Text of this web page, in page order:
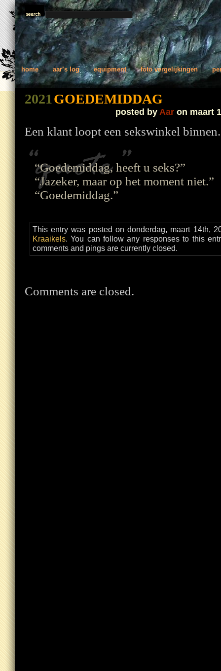
home aar’s log equipment foto vergelijkingen
2021GOEDEMIDDAG
posted by Aar on maart
Een klant loopt een sekswinkel binnen.
“Goedemiddag, heeft u seks?”
“Jazeker, maar op het moment niet.”
“Goedemiddag.”
This entry was posted on donderdag, maart 14th,
Kraaikels. You can follow any responses to this
comments and pings are currently closed.
Comments are closed.